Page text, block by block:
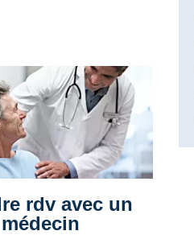
rdv avec un
médecin